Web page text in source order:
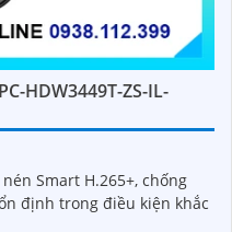
HDW3449T-ZS-IL-
Smart H.265+, chống
định trong điều kiện khắc